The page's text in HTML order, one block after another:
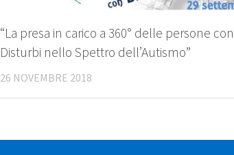
“La presa in carico a 360° delle persone con
Disturbi nello Spettro dell’Autismo”
26 NOVEMBRE 2018